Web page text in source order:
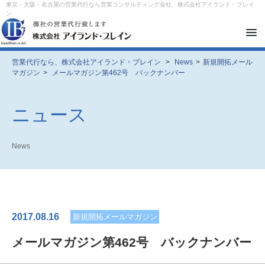
東京・大阪・名古屋の営業代行なら営業コンサルティング会社、株式会社アイランド・ブレイ
ン
メ
ュ
ー
営業代行なら、株式会社アイランド・ブレイン > News > 新規開拓メール
マガジン > メールマガジン第462号 バックナンバー
ニュース
News
2017.08.16 新規開拓メールマガジン
メールマガジン第462号 バックナンバー